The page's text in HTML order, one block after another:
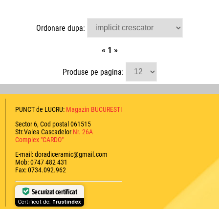
Ordonare dupa:
« 1 »
Produse pe pagina:
PUNCT de LUCRU: Magazin BUCURESTI
Sector 6, Cod postal 061515
Str.Valea Cascadelor Nr. 26A
Complex "CARDO"
E-mail: doradiceramic@gmail.com
Mob: 0747 482 431
Fax: 0734.092.962
Securizat certificat
Certificat de: Trustindex